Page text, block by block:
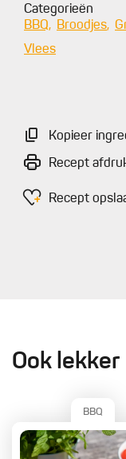
Categorieën
BBQ
Broodjes
Vlees
Kopieer
Recept
Recept
Ook lekker
BBQ